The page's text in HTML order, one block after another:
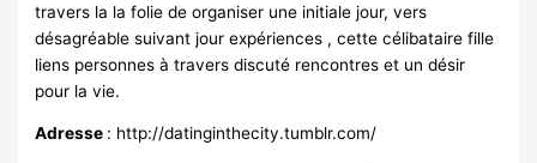
travers la la folie de organiser une initiale jour, vers
désagréable suivant jour expériences , cette célibataire fille
liens personnes à travers discuté rencontres et un désir
pour la vie.
Adresse : http://datinginthecity.tumblr.com/